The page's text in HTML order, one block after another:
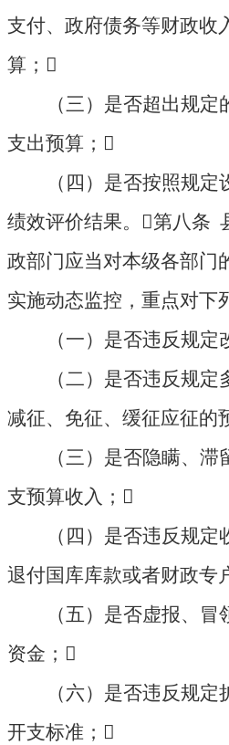
支付、政府债务等财政收
算； 
（三）是否超出规
支出预算； 
（四）是否按照规
绩效评价结果。 第八条
政部门应当对本级各部门
实施动态监控，重点对下
（一）是否违反规定
（二）是否违反规
减征、免征、缓征应征的
（三）是否隐瞒、
支预算收入； 
（四）是否违反规定
退付国库库款或者财政专
（五）是否虚报、
资金； 
（六）是否违反规
开支标准； 